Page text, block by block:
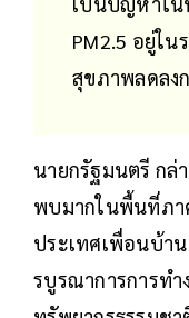
PM2.5 อยู่ใ
สุขภาพลดลง
นายกรัฐมนตรี กล่
พบมากในพื้นที่ภา
ประเทศเพื่อนบ้า
รบูรณาการการทำ